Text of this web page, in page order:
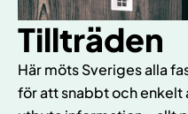
Tillträden
Här möts Sveriges alla
för att snabbt och